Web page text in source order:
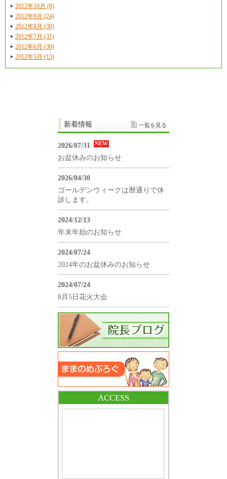
2012年10月 (8)
2012年9月 (24)
2012年8月 (30)
2012年7月 (31)
2012年6月 (30)
2012年5月 (13)
新着情報 一覧を見る
2026/07/31 NEW
お盆休みのお知らせ
2026/04/30
ゴールデンウィークは暦通りで休
診します。
2024/12/13
年末年始のお知らせ
2024/07/24
2024年のお盆休みのお知らせ
2024/07/24
8月5日花火大会
ACCESS